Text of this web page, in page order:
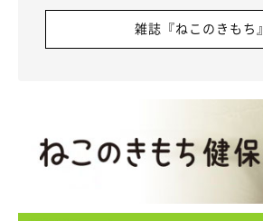
雑誌『ねこのきもち』